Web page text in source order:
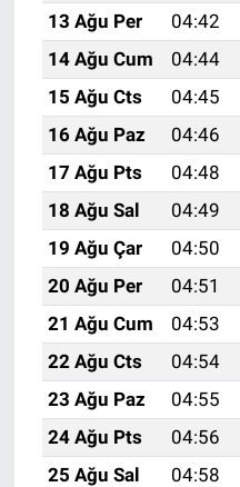
13 Ağu Per
04:42
14 Ağu Cum
04:44
15 Ağu Cts
04:45
16 Ağu Paz
04:46
17 Ağu Pts
04:48
18 Ağu Sal
04:49
19 Ağu Çar
04:50
20 Ağu Per
04:51
21 Ağu Cum
04:53
22 Ağu Cts
04:54
23 Ağu Paz
04:55
24 Ağu Pts
04:56
25 Ağu Sal
04:58